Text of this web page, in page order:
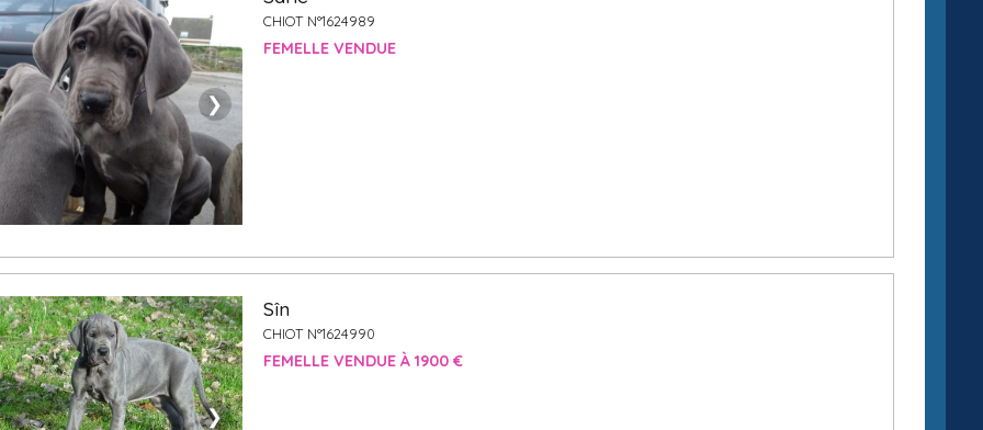
❯
CHIOT N°1624989
FEMELLE VENDUE
❯
Sîn
CHIOT N°1624990
FEMELLE VENDUE À 1900 €